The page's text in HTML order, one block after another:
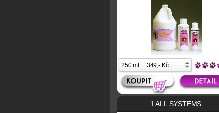
1 ALL SYSTEMS